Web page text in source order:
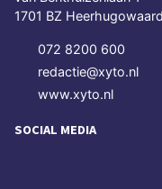
1701 BZ Heerhugowaard
072 8200 600
redactie@xyto.nl
www.xyto.nl
SOCIAL MEDIA